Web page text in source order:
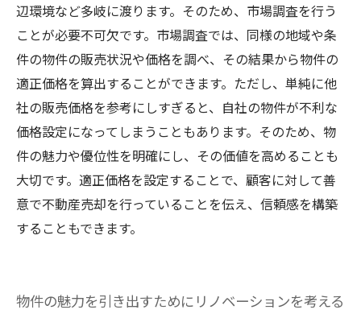
辺環境など多岐に渡ります。そのため、市場調査を行う
ことが必要不可欠です。市場調査では、同様の地域や条
件の物件の販売状況や価格を調べ、その結果から物件の
適正価格を算出することができます。ただし、単純に他
社の販売価格を参考にしすぎると、自社の物件が不利な
価格設定になってしまうこともあります。そのため、物
件の魅力や優位性を明確にし、その価値を高めることも
大切です。適正価格を設定することで、顧客に対して善
意で不動産売却を行っていることを伝え、信頼感を構築
することもできます。
物件の魅力を引き出すためにリノベーションを考える